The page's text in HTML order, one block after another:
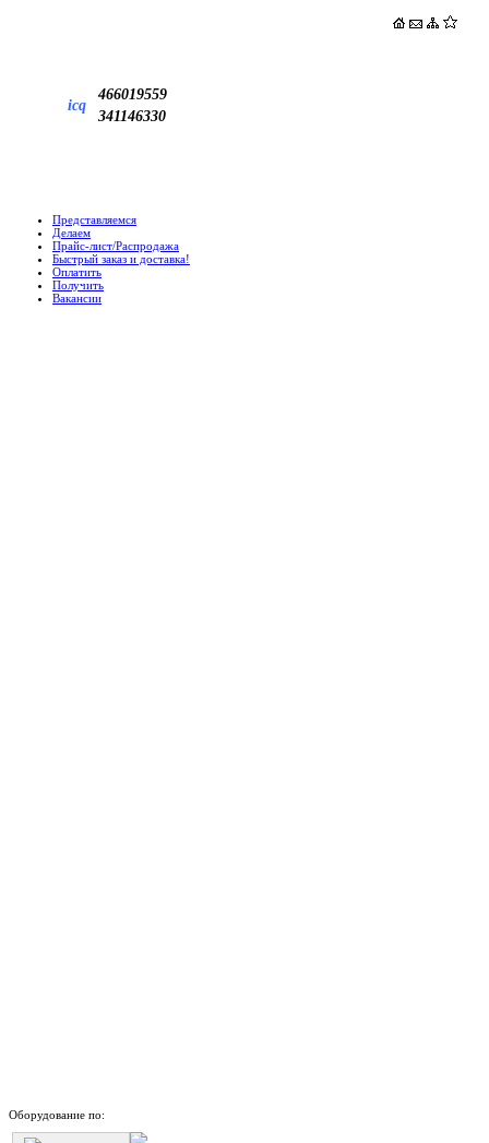
icq
466019559
341146330
Представляемся
Делаем
Прайс-лист/Распродажа
Быстрый заказ и доставка!
Оплатить
Получить
Вакансии
Оборудование по: